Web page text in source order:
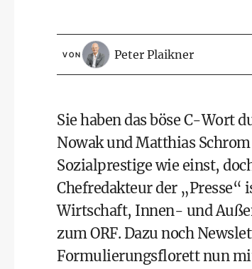
VON Peter Plaikner
Sie haben das böse C-Wort
Nowak und Matthias
Sozialprestige wie einst,
Chefredakteur der
Wirtschaft, Innen- und
zum ORF. Dazu noch
Formulierungsflorett nun